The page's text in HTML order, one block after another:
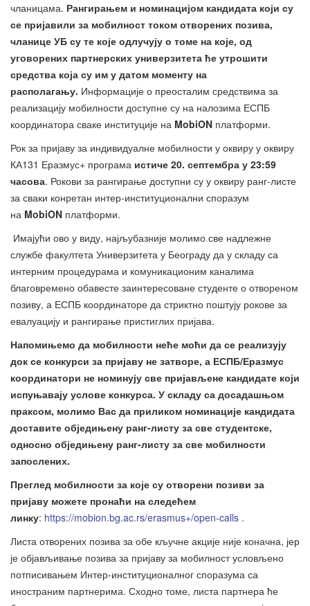
чланицама. Рангирањем и номинацијом кандидата који су
се пријавили за мобилност током отворених позива,
чланице УБ су те које одлучују о томе на које, од
уговорених партнерских универзитета ће утрошити
средства која су им у датом моменту на
располагању. Информације о преосталим средствима за
реализацију мобилности доступне су на налозима ЕСПБ
координатора сваке институције на MobiON платформи.
Рок за пријаву за индивидуалне мобилности у оквиру у оквиру
КА131 Еразмус+ програма истиче 20. септембра у 23:59
часова. Рокови за рангирање доступни су у оквиру ранг-листе
за сваки конретан интер-институционални споразум
на MobiON платформи.
Имајући ово у виду, најљубазније молимо све надлежне
службе факултета Универзитета у Београду да у складу са
интерним процедурама и комуникационим каналима
благовремено обавесте заинтересоване студенте о отвореном
позиву, а ЕСПБ координаторе да стриктно поштују рокове за
евалуацију и рангирање пристиглих пријава.
Напомињемо да мобилности неће моћи да се реализују
док се конкурси за пријаву не затворе, а ЕСПБ/Еразмус
координатори не номинују све пријављене кандидате који
испуњавају услове конкурса. У складу са досадашњом
праксом, молимо Вас да приликом номинације кандидата
доставите обједињену ранг-листу за све студентске,
односно обједињену ранг-листу за све мобилности
запослених.
Преглед мобилности за које су отворени позиви за
пријаву можете пронаћи на следећем
линку: https://mobion.bg.ac.rs/erasmus+/open-calls .
Листа отворених позива за обе кључне акције није коначна, јер
је објављивање позива за пријаву за мобилност условљено
потписивањем Интер-институционалног споразума са
иностраним партнерима. Сходно томе, листа партнера ће